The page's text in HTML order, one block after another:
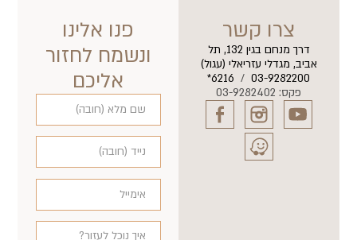
צרו קשר
דרך מנחם בגין 132, תל
אביב, מגדלי עזריאלי (עגול)
03-9282200
/
6216*
פנו אלינו
ונשמח לחזור
אליכם